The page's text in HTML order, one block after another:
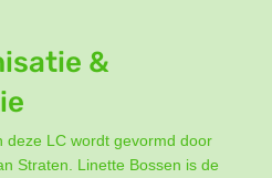
&
deze LC wordt gevormd door
Straten. Linette Bossen is de